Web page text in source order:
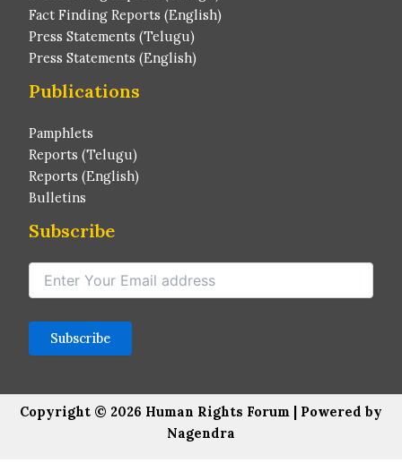
Fact Finding Reports (English)
Press Statements (Telugu)
Press Statements (English)
Publications
Pamphlets
Reports (Telugu)
Reports (English)
Bulletins
Subscribe
Copyright © 2026 Human Rights Forum | Powered by
Nagendra